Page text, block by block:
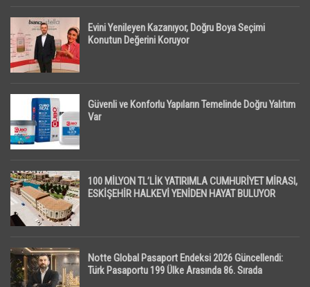
Evini Yenileyen Kazanıyor, Doğru Boya Seçimi
Konutun Değerini Koruyor
Güvenli ve Konforlu Yapıların Temelinde Doğru Yalıtım
Var
100 MİLYON TL’LİK YATIRIMLA CUMHURİYET MİRASI,
ESKİŞEHİR HALKEVİ YENİDEN HAYAT BULUYOR
Notte Global Pasaport Endeksi 2026 Güncellendi:
Türk Pasaportu 199 Ülke Arasında 86. Sırada